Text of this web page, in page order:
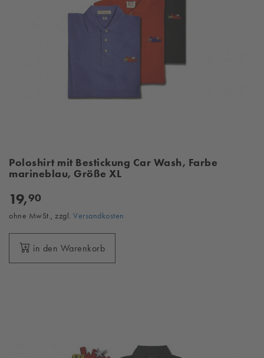
Poloshirt mit Bestickung Car Wash, Farbe
marineblau, Größe XL
19,90
ohne MwSt., zzgl. Versandkosten
in den Warenkorb